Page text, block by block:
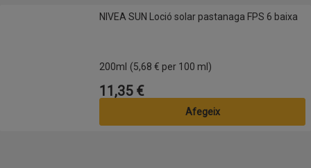
NIVEA SUN Loció solar pastanaga FPS 6 baixaNIVEA SUN Loció solar pastanaga FPS 6 baixa
200ml (5,68 € per 100 ml)
Preu
11,35 €
Afegeix